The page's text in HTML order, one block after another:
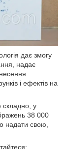
дає змогу
надає
і ефектів на
складно, у
38 000
надати свою,